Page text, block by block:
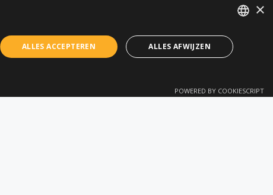
DUTCH
×
ALLES ACCEPTEREN ALLES AFWIJZEN
POWERED BY COOKIESCRIPT